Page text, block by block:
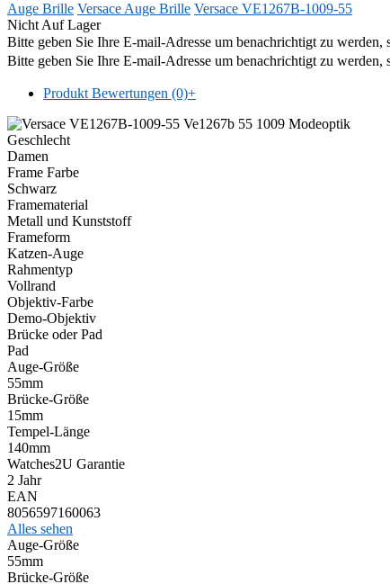
Auge Brille Versace Auge Brille Versace VE1267B-1009-55
Nicht Auf Lager
Bitte geben Sie Ihre E-mail-Adresse um benachrichtigt zu werden,
Bitte geben Sie Ihre E-mail-Adresse um benachrichtigt zu werden,
Produkt Bewertungen (0)+
Geschlecht
Damen
Frame Farbe
Schwarz
Framematerial
Metall und Kunststoff
Frameform
Katzen-Auge
Rahmentyp
Vollrand
Objektiv-Farbe
Demo-Objektiv
Brücke oder Pad
Pad
Auge-Größe
55mm
Brücke-Größe
15mm
Tempel-Länge
140mm
Watches2U Garantie
2 Jahr
EAN
8056597160063
Alles sehen
Auge-Größe
55mm
Brücke-Größe